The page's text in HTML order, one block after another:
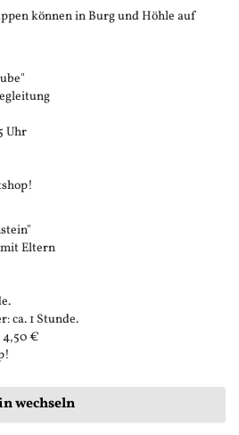
können in Burg und Höhle auf
Uhr
Eltern
ca. 1 Stunde.
4,50 €
wechseln